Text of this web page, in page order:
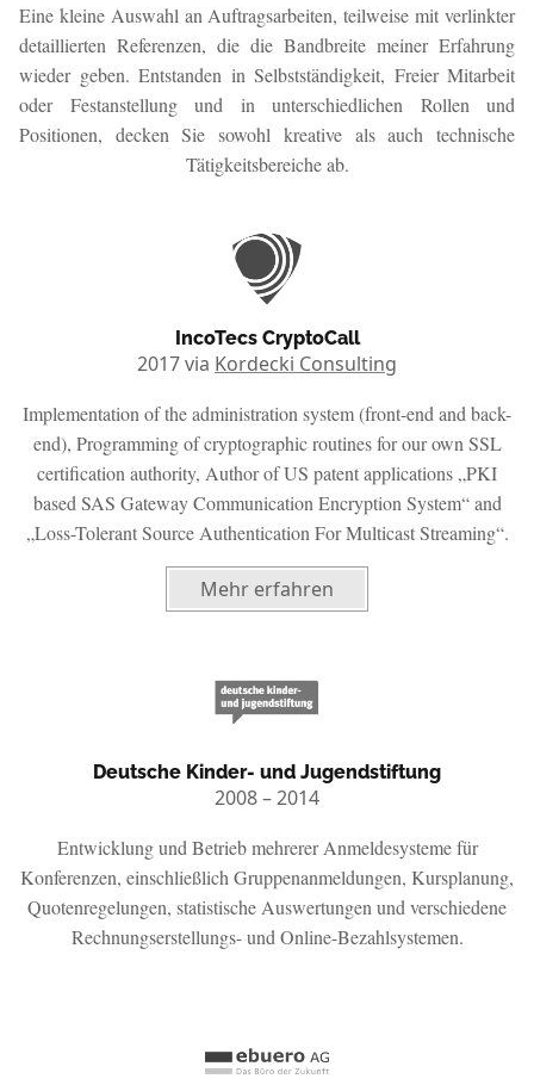
Eine kleine Auswahl an Auftragsarbeiten, teilweise mit verlinkter
detaillierten Referenzen, die die Bandbreite meiner Erfahrung
wieder geben. Entstanden in Selbstständigkeit, Freier Mitarbeit
oder Festanstellung und in unterschiedlichen Rollen und
Positionen, decken Sie sowohl kreative als auch technische
Tätigkeitsbereiche ab.
IncoTecs CryptoCall
2017 via Kordecki Consulting
Implementation of the administration system (front-end and back-
end), Programming of cryptographic routines for our own SSL
certification authority, Author of US patent applications „PKI
based SAS Gateway Communication Encryption System“ and
„Loss-Tolerant Source Authentication For Multicast Streaming“.
Mehr erfahren
Deutsche Kinder- und Jugendstiftung
2008 – 2014
Entwicklung und Betrieb mehrerer Anmeldesysteme für
Konferenzen, einschließlich Gruppenanmeldungen, Kursplanung,
Quotenregelungen, statistische Auswertungen und verschiedene
Rechnungserstellungs- und Online-Bezahlsystemen.